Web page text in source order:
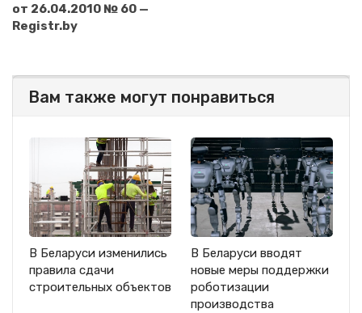
от 26.04.2010 № 60 —
Registr.by
Вам также могут понравиться
В Беларуси изменились
правила сдачи
строительных объектов
В Беларуси вводят
новые меры поддержки
роботизации
производства